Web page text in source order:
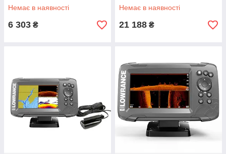
Немає в наявності
6 303 ₴
Немає в наявності
21 188 ₴